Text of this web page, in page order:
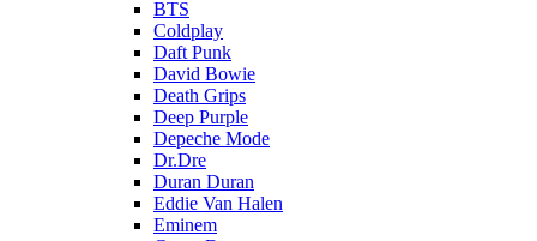
BTS
Coldplay
Daft Punk
David Bowie
Death Grips
Deep Purple
Depeche Mode
Dr.Dre
Duran Duran
Eddie Van Halen
Eminem